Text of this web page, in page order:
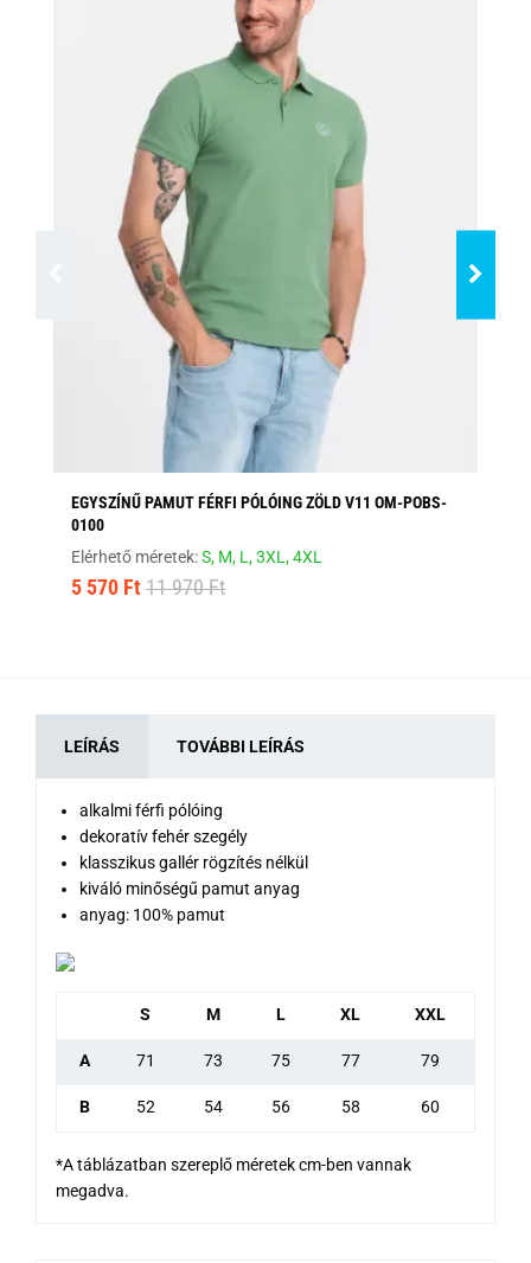
EGYSZÍNŰ PAMUT FÉRFI PÓLÓING ZÖLD V11 OM-POBS-
0100
Elérhető méretek:S, M, L,3XL,4XL
5 570 Ft 11 970 Ft
LEÍRÁS TOVÁBBI LEÍRÁS
alkalmi férfi pólóing
dekoratív fehér szegély
klasszikus gallér rögzítés nélkül
kiváló minőségű pamut anyag
anyag: 100% pamut
S M L XL XXL
A 71 73 75 77 79
B 52 54 56 58 60
*A táblázatban szereplő méretek cm-ben vannak
megadva.